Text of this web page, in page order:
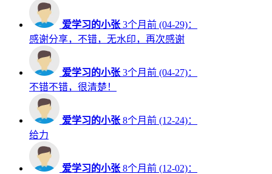
爱学习的小张 3个月前 (04-29)：
感谢分享，不错，无水印，再次感谢
爱学习的小张 3个月前 (04-27)：
不错不错，很清楚！
爱学习的小张 8个月前 (12-24)：
给力
爱学习的小张 8个月前 (12-02)：